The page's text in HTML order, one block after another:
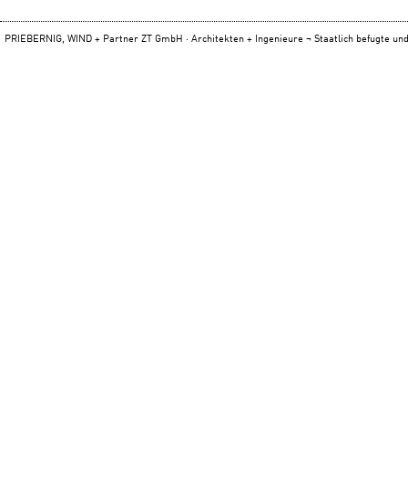
PRIEBERNIG, WIND + Partner ZT GmbH · Architekten + Ingenieure ¬ Staatlich befugte